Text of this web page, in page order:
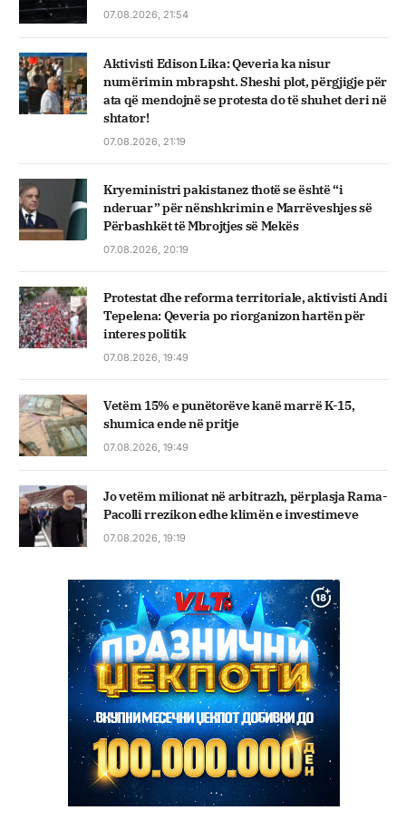
07.08.2026, 21:54
Aktivisti Edison Lika: Qeveria ka nisur
numërimin mbrapsht. Sheshi plot, përgjigje për
ata që mendojnë se protesta do të shuhet deri në
shtator!
07.08.2026, 21:19
Kryeministri pakistanez thotë se është “i
nderuar” për nënshkrimin e Marrëveshjes së
Përbashkët të Mbrojtjes së Mekës
07.08.2026, 20:19
Protestat dhe reforma territoriale, aktivisti Andi
Tepelena: Qeveria po riorganizon hartën për
interes politik
07.08.2026, 19:49
Vetëm 15% e punëtorëve kanë marrë K-15,
shumica ende në pritje
07.08.2026, 19:49
Jo vetëm milionat në arbitrazh, përplasja Rama-
Pacolli rrezikon edhe klimën e investimeve
07.08.2026, 19:19